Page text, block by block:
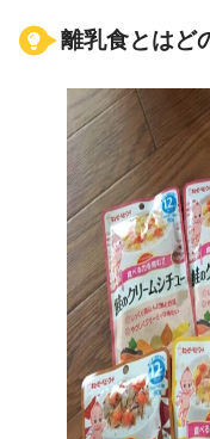
離乳食とはど